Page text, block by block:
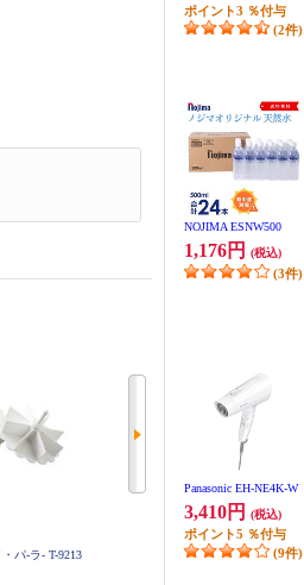
ポイント3 ％付与
(2件)
NOJIMA ESNW500
1,176円 (税込)
(3件)
Panasonic EH-NE4K-W
3,410円 (税込)
ポイント5 ％付与
(9件)
パ-ラ- T-9213
タニタ キッチンタイマー 抗菌で